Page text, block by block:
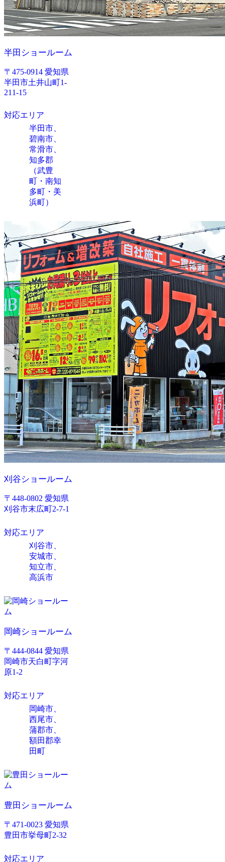
半田ショールーム
〒475-0914 愛知県
半田市土井山町1-
211-15
対応エリア
半田市、
碧南市、
常滑市、
知多郡
（武豊
町・南知
多町・美
浜町）
刈谷ショールーム
〒448-0802 愛知県
刈谷市末広町2-7-1
対応エリア
刈谷市、
安城市、
知立市、
高浜市
岡崎ショールーム
〒444-0844 愛知県
岡崎市天白町字河
原1-2
対応エリア
岡崎市、
西尾市、
蒲郡市、
額田郡幸
田町
豊田ショールーム
〒471-0023 愛知県
豊田市挙母町2-32
対応エリア